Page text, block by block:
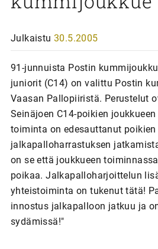
Julkaistu 30.5.2005
91-junnuista Postin
juniorit (C14) on valittu Postin
Vaasan Pallopiiristä. Perustelut
Seinäjoen C14-poikien
toiminta on edesauttanut poikien
jalkapalloharrastuksen
on se että joukkueen
poikaa. Jalkapalloharjoittelun
yhteistoiminta on tukenut tätä!
innostus jalkapalloon jatkuu ja
sydämissä!"